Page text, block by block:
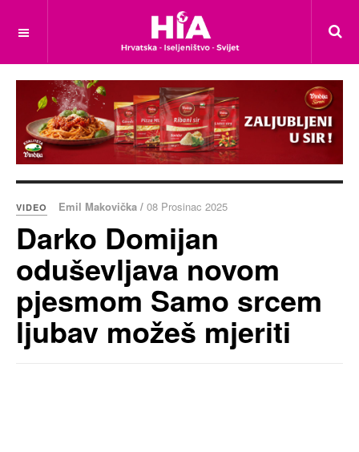
VIDEO Emil Makovička / 08 Prosinac 2025
Darko Domijan
oduševljava novom
pjesmom Samo srcem
ljubav možeš mjeriti